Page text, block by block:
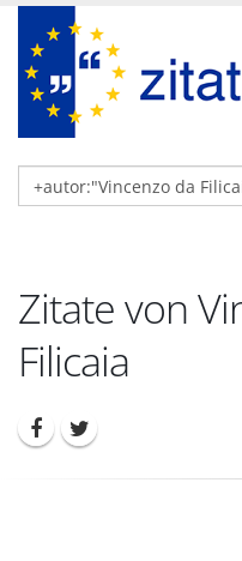
Zitate von
Filicaia